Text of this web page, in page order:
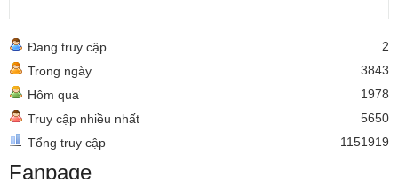
Đang truy cập
2
Trong ngày
3843
Hôm qua
1978
Truy cập nhiều nhất
5650
Tổng truy cập
1151919
Fanpage